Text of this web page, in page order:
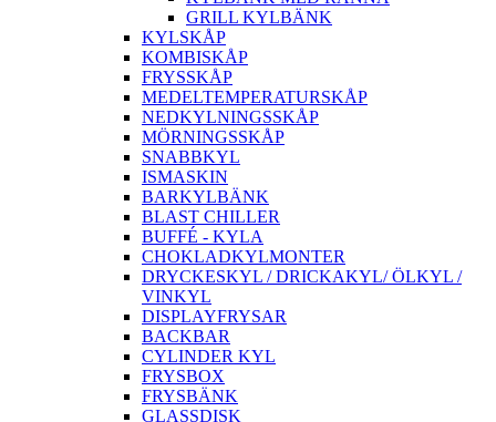
GRILL KYLBÄNK
KYLSKÅP
KOMBISKÅP
FRYSSKÅP
MEDELTEMPERATURSKÅP
NEDKYLNINGSSKÅP
MÖRNINGSSKÅP
SNABBKYL
ISMASKIN
BARKYLBÄNK
BLAST CHILLER
BUFFÉ - KYLA
CHOKLADKYLMONTER
DRYCKESKYL / DRICKAKYL/ ÖLKYL /
VINKYL
DISPLAYFRYSAR
BACKBAR
CYLINDER KYL
FRYSBOX
FRYSBÄNK
GLASSDISK